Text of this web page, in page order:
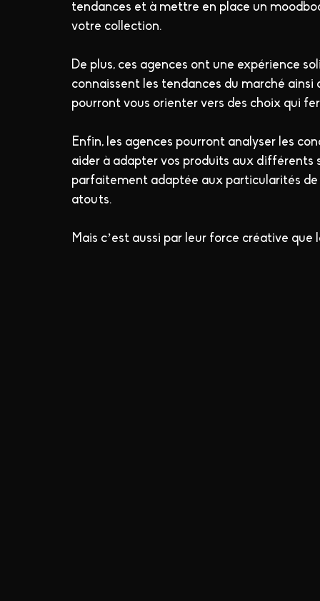
tendances et à mettre en place un
votre collection.
De plus, ces agences ont une expérience
connaissent les tendances du marché
pourront vous orienter vers des choix qui
Enfin, les agences pourront analyser les
aider à adapter vos produits aux
parfaitement adaptée aux particularités
atouts.
Mais c’est aussi par leur force créative